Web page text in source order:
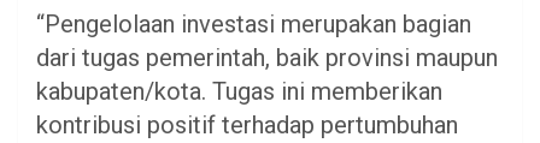
“Pengelolaan investasi merupakan bagian
dari tugas pemerintah, baik provinsi maupun
kabupaten/kota. Tugas ini memberikan
kontribusi positif terhadap pertumbuhan